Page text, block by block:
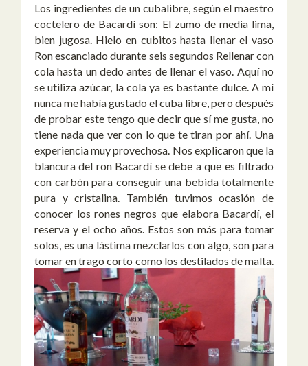
Los ingredientes de un cubalibre, según el maestro
coctelero de Bacardí son: El zumo de media lima,
bien jugosa. Hielo en cubitos hasta llenar el vaso
Ron escanciado durante seis segundos Rellenar con
cola hasta un dedo antes de llenar el vaso. Aquí no
se utiliza azúcar, la cola ya es bastante dulce. A mí
nunca me había gustado el cuba libre, pero después
de probar este tengo que decir que sí me gusta, no
tiene nada que ver con lo que te tiran por ahí. Una
experiencia muy provechosa. Nos explicaron que la
blancura del ron Bacardí se debe a que es filtrado
con carbón para conseguir una bebida totalmente
pura y cristalina. También tuvimos ocasión de
conocer los rones negros que elabora Bacardí, el
reserva y el ocho años. Estos son más para tomar
solos, es una lástima mezclarlos con algo, son para
tomar en trago corto como los destilados de malta.